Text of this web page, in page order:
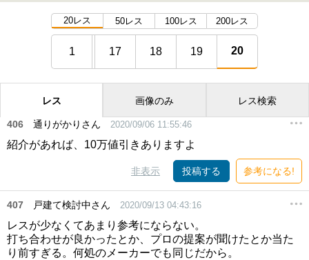
20レス 50レス 100レス 200レス
1 17 18 19 20
レス 画像のみ レス検索
406 通りがかりさん 2020/09/06 11:55:46
紹介があれば、10万値引きありますよ
非表示 投稿する 参考になる!
407 戸建て検討中さん 2020/09/13 04:43:16
レスが少なくてあまり参考にならない。
打ち合わせが良かったとか、プロの提案が聞けたとか当た
り前すぎる。何処のメーカーでも同じだから。